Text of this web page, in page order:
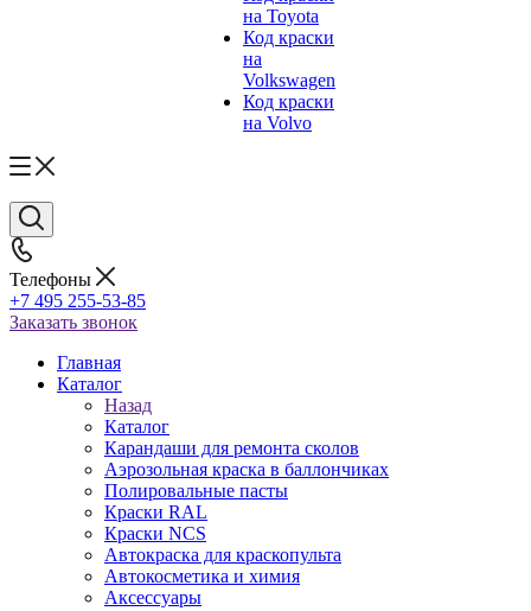
на Toyota
Код краски
на
Volkswagen
Код краски
на Volvo
Телефоны
+7 495 255-53-85
Заказать звонок
Главная
Каталог
Назад
Каталог
Карандаши для ремонта сколов
Аэрозольная краска в баллончиках
Полировальные пасты
Краски RAL
Краски NCS
Автокраска для краскопульта
Автокосметика и химия
Аксессуары